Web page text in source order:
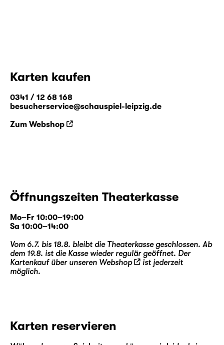
Karten kaufen
0341 / 12 68 168
besucherservice@schauspiel-leipzig.de
Zum Webshop
Öffnungszeiten Theaterkasse
Mo–Fr 10:00–19:00
Sa 10:00–14:00
Vom 6.7. bis 18.8. bleibt die Theaterkasse geschlossen. Ab
dem 19.8. ist die Kasse wieder regulär geöffnet. Der
Kartenkauf über unseren Webshop
ist jederzeit
möglich.
Karten reservieren